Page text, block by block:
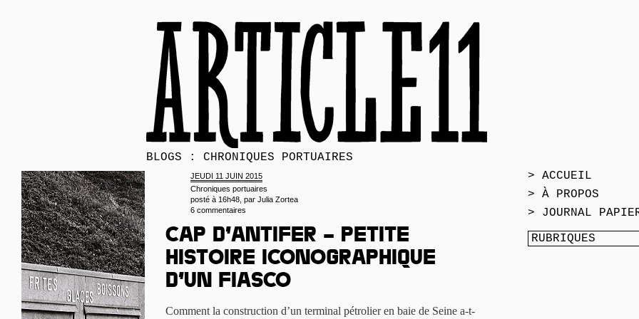
BLOGS : CHRONIQUES PORTUAIRES
JEUDI 11 JUIN 2015
Chroniques portuaires
posté à 16h48, par Julia Zortea
6 commentaires
Cap d’Antifer – Petite
histoire iconographique
d’un fiasco
Comment la construction d’un terminal pétrolier en baie de Seine a-t-
> ACCUEIL
> À PROPOS
> JOURNAL